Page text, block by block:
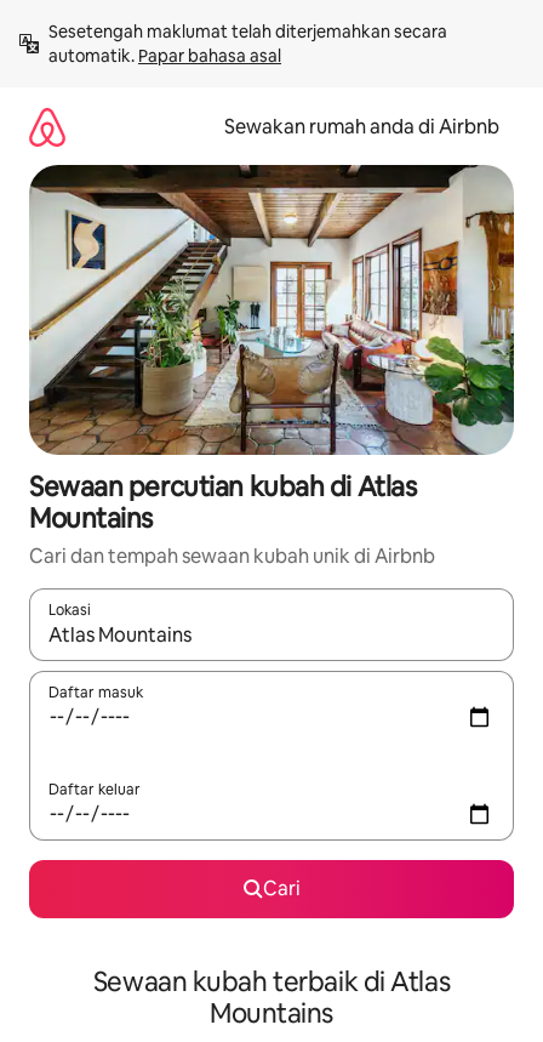
kandungan
Sesetengah maklumat telah diterjemahkan secara
automatik. Papar bahasa asal
Sewakan rumah anda di Airbnb
Sewaan percutian kubah di Atlas
Mountains
Cari dan tempah sewaan kubah unik di Airbnb
Lokasi
Apabila hasil tersedia, navigasi dengan kekunci anak panah
Daftar masuk
Daftar keluar
Cari
Sewaan kubah terbaik di Atlas
Mountains